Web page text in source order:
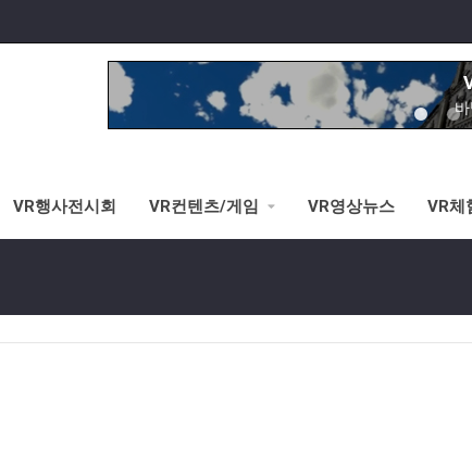
노아의
이제는
VR
VR
VR스포츠-로잉머신 시뮬
3가지 타입별 VR승마체
VR행사전시회 VR컨텐츠/게임 VR영상뉴스 VR체